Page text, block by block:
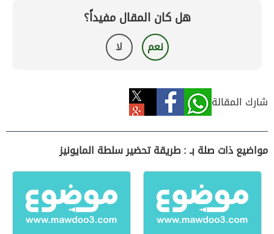
هل كان المقال مفيداً؟
نعم لا
شارك المقالة
مواضيع ذات صلة بـ : طريقة تحضير سلطة المايونيز